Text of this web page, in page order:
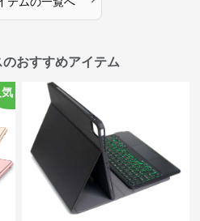
おすすめアイテム
気